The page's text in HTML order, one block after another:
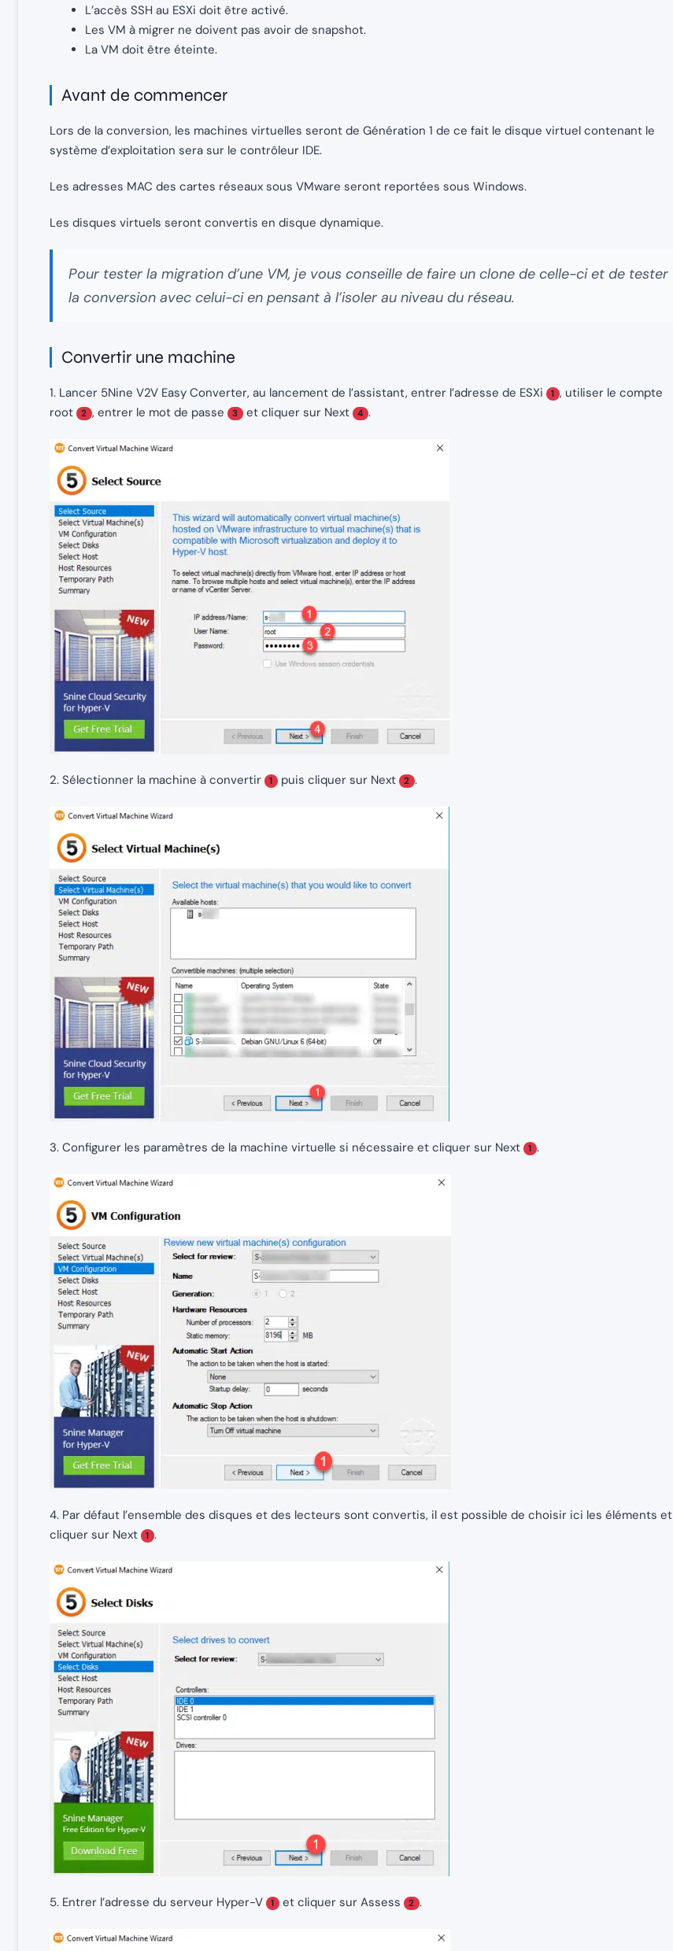
L’accès SSH au ESXi doit être activé.
Les VM à migrer ne doivent pas avoir de snapshot.
La VM doit être éteinte.
Avant de commencer
Lors de la conversion, les machines virtuelles seront de Génération 1 de ce fait le disque virtuel contenant le
système d’exploitation sera sur le contrôleur IDE.
Les adresses MAC des cartes réseaux sous VMware seront reportées sous Windows.
Les disques virtuels seront convertis en disque dynamique.
Pour tester la migration d’une VM, je vous conseille de faire un clone de celle-ci et de tester
la conversion avec celui-ci en pensant à l’isoler au niveau du réseau.
Convertir une machine
1. Lancer 5Nine V2V Easy Converter, au lancement de l’assistant, entrer l’adresse de ESXi 1 , utiliser le compte
root
2 , entrer le mot de passe 3 et cliquer sur Next 4 .
2. Sélectionner la machine à convertir 1 puis cliquer sur Next 2 .
3. Configurer les paramètres de la machine virtuelle si nécessaire et cliquer sur Next 1 .
4. Par défaut l’ensemble des disques et des lecteurs sont convertis, il est possible de choisir ici les éléments et
cliquer sur Next
1 .
5. Entrer l’adresse du serveur Hyper-V 1 et cliquer sur Assess 2 .